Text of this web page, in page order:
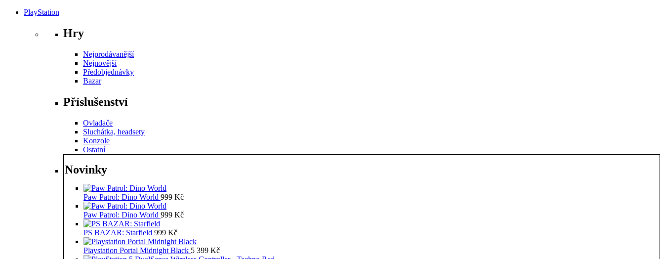
PlayStation
Hry
Nejprodávanější
Nejnovější
Předobjednávky
Bazar
Příslušenství
Ovladače
Sluchátka, headsety
Konzole
Ostatní
Novinky
Paw Patrol: Dino World 999 Kč
Paw Patrol: Dino World 999 Kč
PS BAZAR: Starfield 999 Kč
Playstation Portal Midnight Black 5 399 Kč